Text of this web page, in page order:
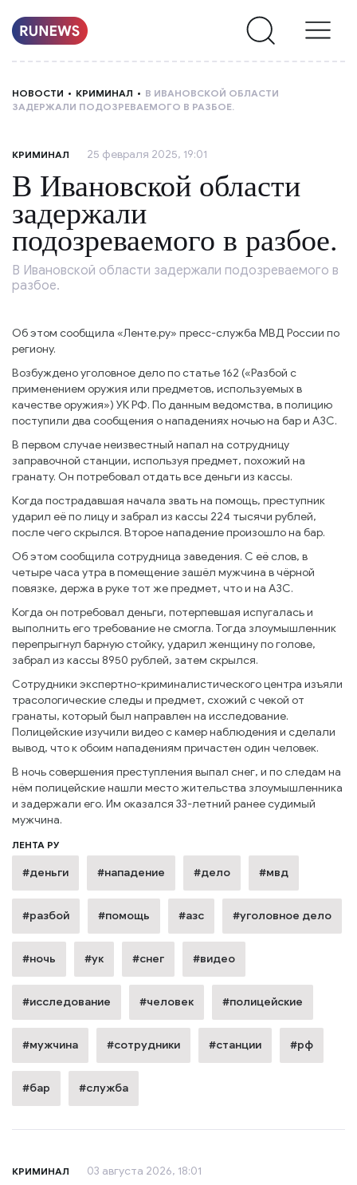
О
НАС
НОВОСТИ КРИМИНАЛ
В ИВАНОВСКОЙ ОБЛАСТИ
ЗАДЕРЖАЛИ ПОДОЗРЕВАЕМОГО В РАЗБОЕ.
КРИМИНАЛ 25 февраля 2025, 19:01
В Ивановской области
задержали
подозреваемого в разбое.
В Ивановской области задержали подозреваемого в
разбое.
Об этом сообщила «Ленте.ру» пресс-служба МВД России по
региону.
Возбуждено уголовное дело по статье 162 («Разбой с
применением оружия или предметов, используемых в
качестве оружия») УК РФ. По данным ведомства, в полицию
поступили два сообщения о нападениях ночью на бар и АЗС.
В первом случае неизвестный напал на сотрудницу
заправочной станции, используя предмет, похожий на
гранату. Он потребовал отдать все деньги из кассы.
Когда пострадавшая начала звать на помощь, преступник
ударил её по лицу и забрал из кассы 224 тысячи рублей,
после чего скрылся. Второе нападение произошло на бар.
Об этом сообщила сотрудница заведения. С её слов, в
четыре часа утра в помещение зашёл мужчина в чёрной
повязке, держа в руке тот же предмет, что и на АЗС.
Когда он потребовал деньги, потерпевшая испугалась и
выполнить его требование не смогла. Тогда злоумышленник
перепрыгнул барную стойку, ударил женщину по голове,
забрал из кассы 8950 рублей, затем скрылся.
Сотрудники экспертно-криминалистического центра изъяли
трасологические следы и предмет, схожий с чекой от
гранаты, который был направлен на исследование.
Полицейские изучили видео с камер наблюдения и сделали
вывод, что к обоим нападениям причастен один человек.
В ночь совершения преступления выпал снег, и по следам на
нём полицейские нашли место жительства злоумышленника
и задержали его. Им оказался 33-летний ранее судимый
мужчина.
ЛЕНТА РУ
#деньги #нападение #дело #мвд
#разбой #помощь #азс #уголовное дело
#ночь #ук #снег #видео
#исследование #человек #полицейские
#мужчина #сотрудники #станции #рф
#бар #служба
КРИМИНАЛ 03 августа 2026, 18:01